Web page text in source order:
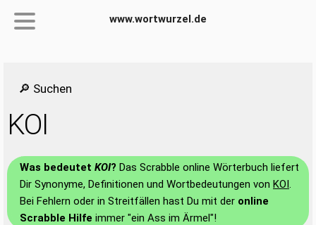
www.wortwurzel.de
🔎 Suchen
KOI
Was bedeutet KOI? Das Scrabble online Wörterbuch liefert
Dir Synonyme, Definitionen und Wortbedeutungen von KOI.
Bei Fehlern oder in Streitfällen hast Du mit der online
Scrabble Hilfe immer "ein Ass im Ärmel"!